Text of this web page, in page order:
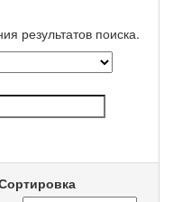
результатов поиска.